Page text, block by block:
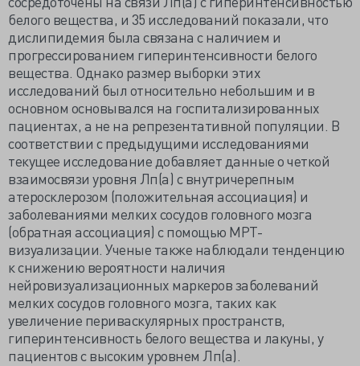
белого вещества, и 35 исследований показали, что
дислипидемия была связана с наличием и
прогрессированием гиперинтенсивности белого
вещества. Однако размер выборки этих
исследований был относительно небольшим и в
основном основывался на госпитализированных
пациентах, а не на репрезентативной популяции. В
соответствии с предыдущими исследованиями
текущее исследование добавляет данные о четкой
взаимосвязи уровня Лп(а) с внутричерепным
атеросклерозом (положительная ассоциация) и
заболеваниями мелких сосудов головного мозга
(обратная ассоциация) с помощью МРТ-
визуализации. Ученые также наблюдали тенденцию
к снижению вероятности наличия
нейровизуализационных маркеров заболеваний
мелких сосудов головного мозга, таких как
увеличение периваскулярных пространств,
гиперинтенсивность белого вещества и лакуны, у
пациентов с высоким уровнем Лп(а).